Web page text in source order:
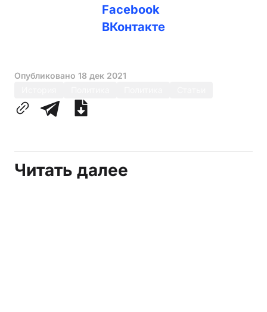
Facebook
ВКонтакте
Опубликовано 18 дек 2021
Читать далее